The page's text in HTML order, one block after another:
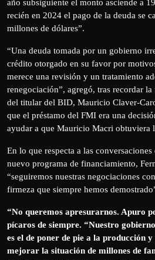
año subsiguiente el monto asciende a
recién en 2024 el pago de la deuda se
millones de dólares”.
“Una deuda tomada por un gobierno
crédito otorgado en su favor por
merece una revisión y un tratamiento
renegociación”, agregó, tras recordar
del titular del BID, Mauricio Claver-
que el préstamo del FMI era una
ayudar a que Mauricio Macri obtuviera
En lo que respecta a las
nuevo programa de financiamiento,
“seguiremos nuestras negociaciones
firmeza que siempre hemos
“No queremos apresurarnos. Apuro
pícaros de siempre. “Nuestro
es el de poner de pie a la producción
mejorar la situación de millones de